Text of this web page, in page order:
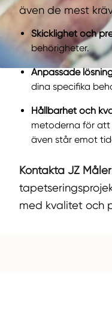
även de mest
Skicklighet och
behörigheter.
Anpassade
dina specifika
Hållbarhet och
metoderna för
även står emot
Kontakta JZ
med kvalitet och